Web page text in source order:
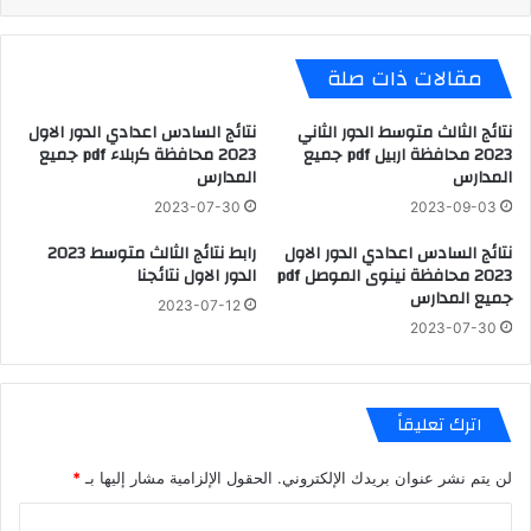
مقالات ذات صلة
نتائج الثالث متوسط الدور الثاني
2023 محافظة اربيل pdf جميع
المدارس
2023-09-03
نتائج السادس اعدادي الدور الاول
2023 محافظة كربلاء pdf جميع
المدارس
2023-07-30
نتائج السادس اعدادي الدور الاول
2023 محافظة نينوى الموصل pdf
جميع المدارس
2023-07-30
رابط نتائج الثالث متوسط 2023
الدور الاول نتائجنا
2023-07-12
اترك تعليقاً
لن يتم نشر عنوان بريدك الإلكتروني. الحقول الإلزامية مشار إليها بـ *